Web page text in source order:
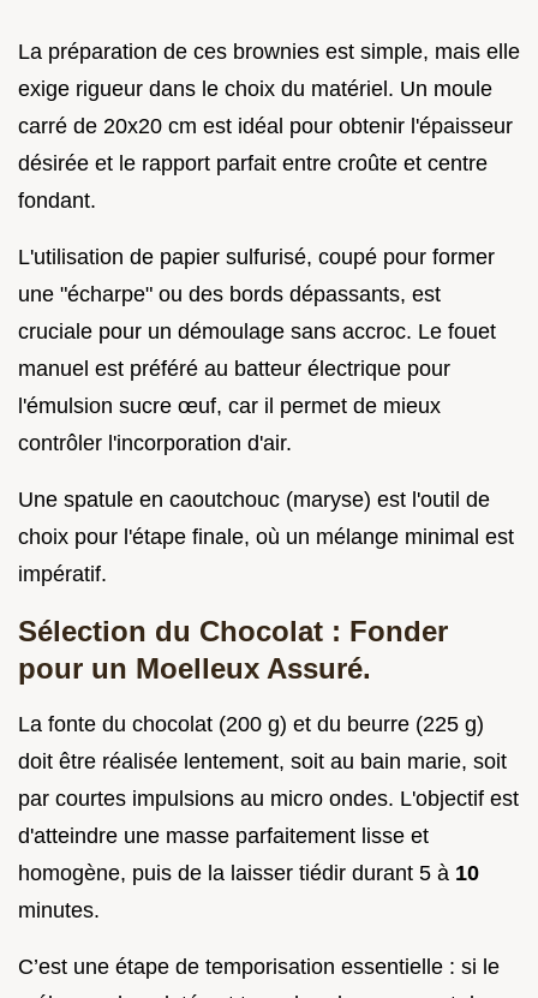
La préparation de ces brownies est simple, mais elle
exige rigueur dans le choix du matériel. Un moule
carré de 20x20 cm est idéal pour obtenir l'épaisseur
désirée et le rapport parfait entre croûte et centre
fondant.
L'utilisation de papier sulfurisé, coupé pour former
une "écharpe" ou des bords dépassants, est
cruciale pour un démoulage sans accroc. Le fouet
manuel est préféré au batteur électrique pour
l'émulsion sucre œuf, car il permet de mieux
contrôler l'incorporation d'air.
Une spatule en caoutchouc (maryse) est l'outil de
choix pour l'étape finale, où un mélange minimal est
impératif.
Sélection du Chocolat : Fonder
pour un Moelleux Assuré.
La fonte du chocolat (200 g) et du beurre (225 g)
doit être réalisée lentement, soit au bain marie, soit
par courtes impulsions au micro ondes. L'objectif est
d'atteindre une masse parfaitement lisse et
homogène, puis de la laisser tiédir durant 5 à 10
minutes.
C’est une étape de temporisation essentielle : si le